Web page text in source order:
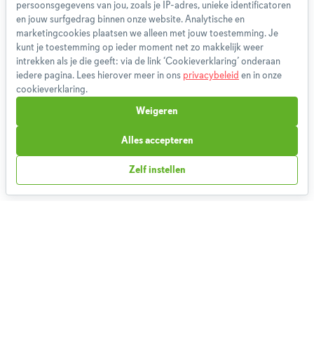
Blog
Disclaimer
Gebruikersvoorwaarden
Methodologie
Privacybeleid
Cookieverklaring
Betaalmethoden
Klachtenprocedure
Partnerprogramma
persoonsgegevens van jou, zoals je IP-adres, unieke identificatoren
en jouw surfgedrag binnen onze website. Analytische en
marketingcookies plaatsen we alleen met jouw toestemming. Je
kunt je toestemming op ieder moment net zo makkelijk weer
intrekken als je die geeft: via de link ‘Cookieverklaring’ onderaan
iedere pagina. Lees hierover meer in ons privacybeleid en in onze
cookieverklaring.
Zelf instellen
Weigeren
Alles accepteren